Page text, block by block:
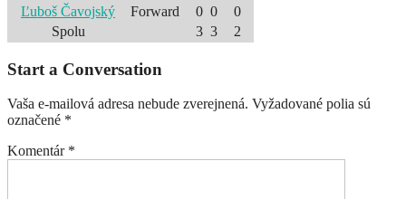
Ľuboš Čavojský
Forward 0 0
0
Spolu
3 3 2
Start a Conversation
Vaša e-mailová adresa nebude zverejnená. Vyžadované polia sú
označené *
Komentár *